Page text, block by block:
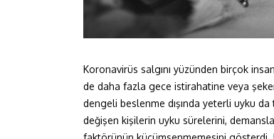
Koronavirüs salgını yüzünden birçok
de daha fazla gece istirahatine veya
dengeli beslenme dışında yeterli uyku
değişen kişilerin uyku sürelerini,